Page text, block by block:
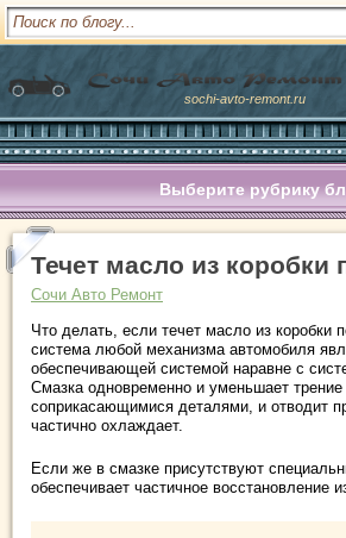
sochi-avto-remont.ru
Выберите рубрику
Течет масло из коробки
Сочи Авто Ремонт
Что делать, если течет масло из коробки
система любой механизма автомобиля
обеспечивающей системой наравне с
Смазка одновременно и уменьшает
соприкасающимися деталями, и отводит
частично охлаждает.
Если же в смазке присутствуют
обеспечивает частичное восстановление